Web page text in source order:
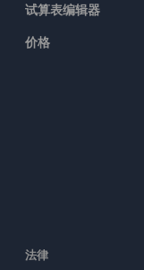
试算表编辑器
价格
法律